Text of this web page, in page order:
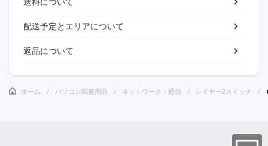
配送予定とエリアについて
返品について
ホーム パソコン関連用品 ネットワーク・通信 レイヤー2スイッチ